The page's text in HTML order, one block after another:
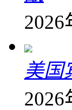
2026
美国
2026